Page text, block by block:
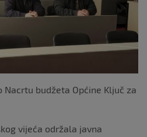
Nacrtu budžeta Općine Ključ za
vijeća održala javna